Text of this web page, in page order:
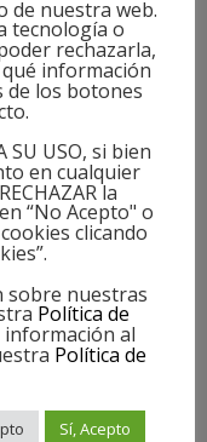
de vainilla durante
cortada en
obtener una
y cortadas en
la batidora.
y coloca
si está
que debe salir
de nuestra web.
tecnología o
rechazarla,
información
de los botones
SU USO, si bien
en cualquier
la
“No Acepto" o
clicando
sobre nuestras
Política de
información al
Política de
Sí, Acepto